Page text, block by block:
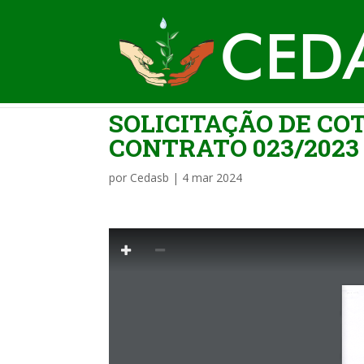
SOLICITAÇÃO DE
CONTRATO 023/
por Cedasb | 4 mar 2024